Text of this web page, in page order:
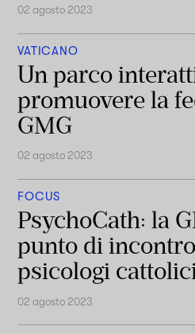
02 agosto 2023
VATICANO
Un parco
promuovere la
GMG
02 agosto 2023
FOCUS
PsychoCath: la
punto di
psicologi cattolici
02 agosto 2023